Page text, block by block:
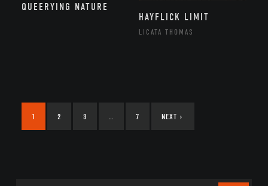
QUEERYING NATURE
HAYFLICK LIMIT
LICATA THOMAS
1 2 3 7 NEXT ›